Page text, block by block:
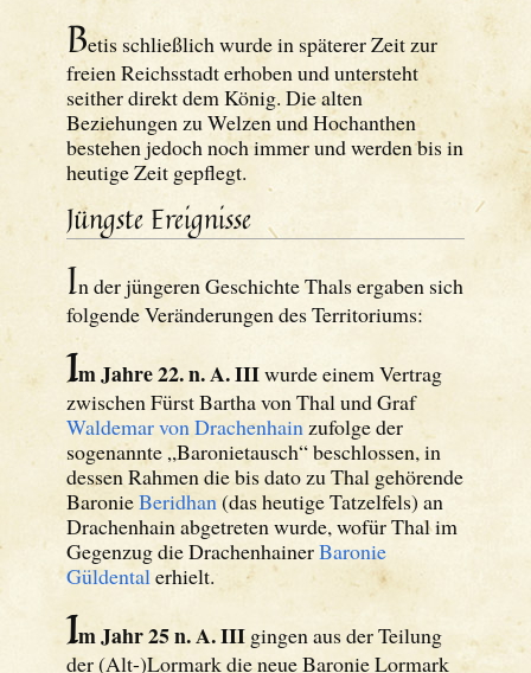
Betis schließlich wurde in späterer Zeit zur
freien Reichsstadt erhoben und untersteht
seither direkt dem König. Die alten
Beziehungen zu Welzen und Hochanthen
bestehen jedoch noch immer und werden bis in
heutige Zeit gepflegt.
Jüngste Ereignisse
In der jüngeren Geschichte Thals ergaben sich
folgende Veränderungen des Territoriums:
Im Jahre 22. n. A. IIIwurde einem Vertrag
zwischen Fürst Bartha von Thal und Graf
Waldemar von Drachenhainzufolge der
sogenannte „Baronietausch“ beschlossen, in
dessen Rahmen die bis dato zu Thal gehörende
BaronieBeridhan(das heutige Tatzelfels) an
Drachenhain abgetreten wurde, wofür Thal im
Gegenzug die DrachenhainerBaronie
Güldentalerhielt.
Im Jahr 25 n. A. IIIgingen aus der Teilung
der (Alt-)Lormark die neue Baronie Lormark